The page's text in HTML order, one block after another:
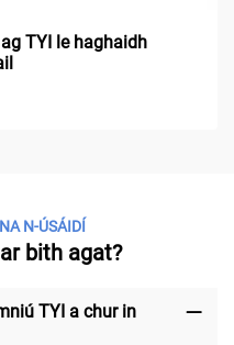
TYI le haghaidh
N-ÚSÁIDÍ
bith agat?
TYI a chur in